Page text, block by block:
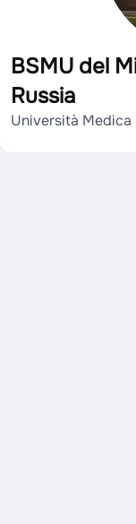
BSMU del
Russia
Università Medica